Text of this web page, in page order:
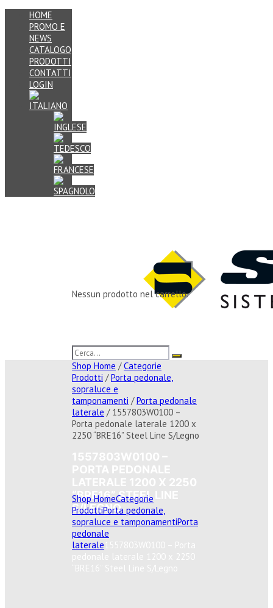
HOME
PROMO E
NEWS
CATALOGO
PRODOTTI
CONTATTI
LOGIN
Nessun prodotto nel carrello.
Shop Home /Categorie
Prodotti /Porta pedonale,
sopraluce e
tamponamenti /Porta pedonale
laterale / 1557803W0100 –
Porta pedonale laterale 1200 x
2250 “BRE16” Steel Line S/Legno
“BRE16” STEEL LINE
S/LEGNO
Shop HomeCategorie
ProdottiPorta pedonale,
sopraluce e tamponamentiPorta
pedonale
laterale